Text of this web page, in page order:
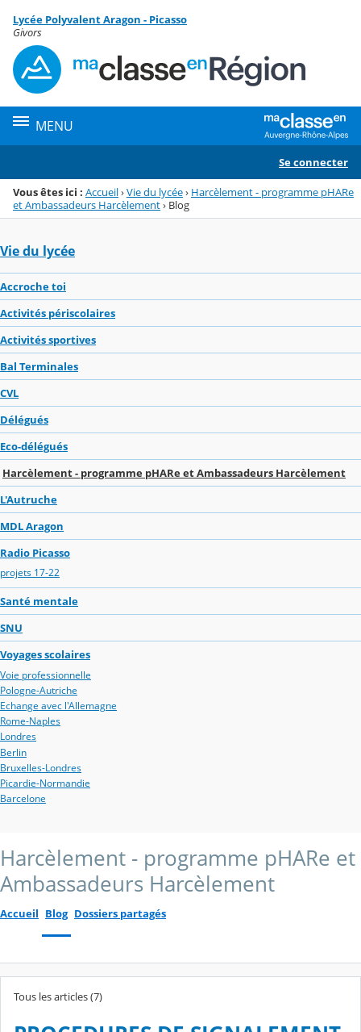
Menu de la rubrique
Contenu
Lycée Polyvalent Aragon - Picasso
Givors
MENU
Se connecter
Vous êtes ici : Accueil›Vie du lycée› Harcèlement - programme pHARe
et Ambassadeurs Harcèlement› Blog
Vie du lycée
Accroche toi
Activités périscolaires
Activités sportives
Bal Terminales
CVL
Délégués
Eco-délégués
Harcèlement - programme pHARe et Ambassadeurs Harcèlement
L'Autruche
MDL Aragon
Radio Picasso
projets 17-22
Santé mentale
SNU
Voyages scolaires
Voie professionnelle
Pologne-Autriche
Echange avec l'Allemagne
Rome-Naples
Londres
Berlin
Bruxelles-Londres
Picardie-Normandie
Barcelone
Harcèlement - programme pHARe et
Ambassadeurs Harcèlement
Accueil Blog Dossiers partagés
Tous les articles (7)